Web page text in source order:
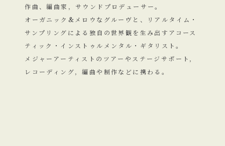
作曲、編曲家，サウンドプロデューサー。
オーガニック&メロウなグルーヴと、リアルタイム・
サンプリングによる独自の世界観を生み出すアコース
ティック・インストゥルメンタル・ギタリスト。
メジャーアーティストのツアーやステージサポート，
レコーディング，編曲や制作などに携わる。